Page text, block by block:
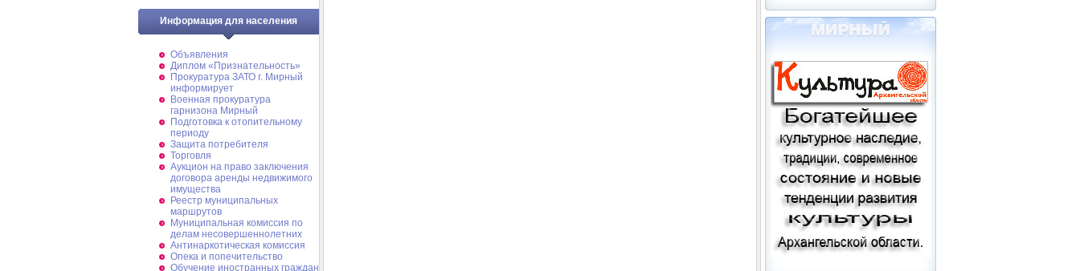
Информация для населения
Объявления
Диплом «Признательность»
Прокуратура ЗАТО г. Мирный
информирует
Военная прокуратура
гарнизона Мирный
Подготовка к отопительному
периоду
Защита потребителя
Торговля
Аукцион на право заключения
договора аренды недвижимого
имущества
Реестр муниципальных
маршрутов
Муниципальная комиссия по
делам несовершеннолетних
Антинаркотическая комиссия
Опека и попечительство
Обучение иностранных граждан